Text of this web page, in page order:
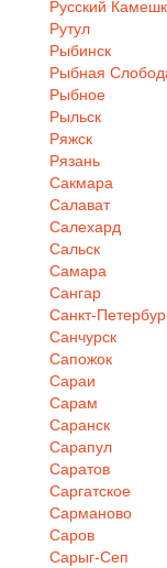
Русский
Рутул
Рыбинск
Рыбная
Рыбное
Рыльск
Ряжск
Рязань
Сакмара
Салават
Салехард
Сальск
Самара
Сангар
Санкт-
Санчурск
Сапожок
Сараи
Сарам
Саранск
Сарапул
Саратов
Саргатское
Сарманово
Саров
Сарыг-Сеп